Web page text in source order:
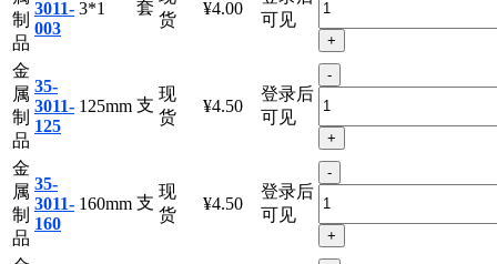
属
制
品
3011-
003
3*1 套
现
货
¥4.00
登录后
可见
+
金
属
制
品
35-
3011-
125
125mm 支
现
货
¥4.50
登录后
可见
-
+
金
属
制
品
35-
3011-
160
160mm 支
现
货
¥4.50
登录后
可见
-
+